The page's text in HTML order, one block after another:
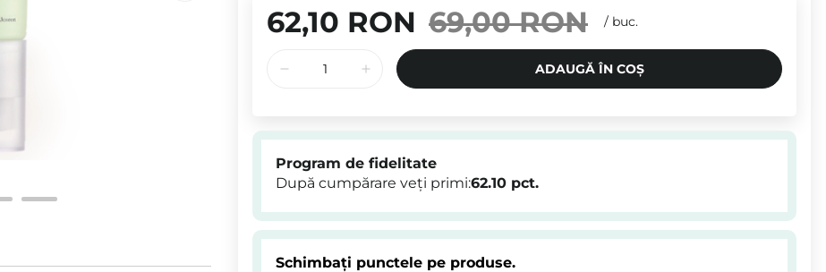
62,10 RON 69,00 RON / buc.
ADAUGĂ ÎN COȘ
Program de fidelitate
După cumpărare veți primi:62.10 pct.
Schimbați punctele pe produse.